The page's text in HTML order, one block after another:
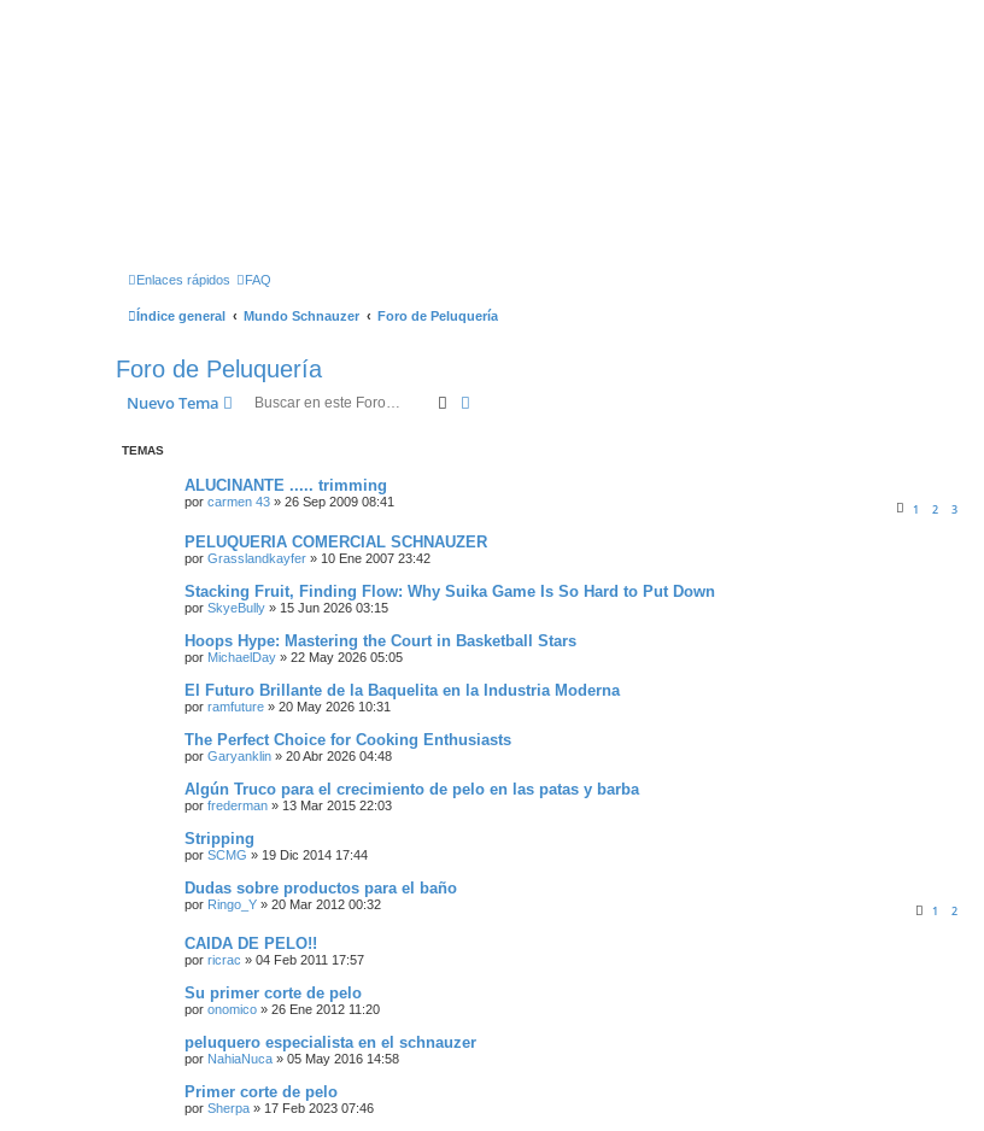
Enlaces rápidos FAQ
Índice general Mundo Schnauzer Foro de Peluquería
Foro de Peluquería
Nuevo Tema Buscar
TEMAS
ALUCINANTE ..... trimming
por carmen 43 » 26 Sep 2009 08:41 1 2 3
PELUQUERIA COMERCIAL SCHNAUZER
por Grasslandkayfer » 10 Ene 2007 23:42
Stacking Fruit, Finding Flow: Why Suika Game Is So Hard to Put Down
por SkyeBully » 15 Jun 2026 03:15
Hoops Hype: Mastering the Court in Basketball Stars
por MichaelDay » 22 May 2026 05:05
El Futuro Brillante de la Baquelita en la Industria Moderna
por ramfuture » 20 May 2026 10:31
The Perfect Choice for Cooking Enthusiasts
por Garyanklin » 20 Abr 2026 04:48
Algún Truco para el crecimiento de pelo en las patas y barba
por frederman » 13 Mar 2015 22:03
Stripping
por SCMG » 19 Dic 2014 17:44
Dudas sobre productos para el baño
por Ringo_Y » 20 Mar 2012 00:32 1 2
CAIDA DE PELO!!
por ricrac » 04 Feb 2011 17:57
Su primer corte de pelo
por onomico » 26 Ene 2012 11:20
peluquero especialista en el schnauzer
por NahiaNuca » 05 May 2016 14:58
Primer corte de pelo
por Sherpa » 17 Feb 2023 07:46